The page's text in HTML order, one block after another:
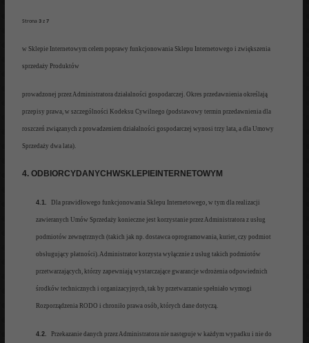
Strona 3 z 7
w Sklepie Internetowym celem poprawy funkcjonowania Sklepu Internetowego i zwiększenia
sprzedaży Produktów
prowadzonej przez Administratora działalności gospodarczej . Okres przedawnienia określają
przepisy prawa, w szczególności Kodeksu Cywilnego (podstawowy termin przedawnienia dla
roszczeń związanych z prowadzeniem działalności gospodarczej wynosi trzy lata, a dla Umowy
Sprzedaży dwa lata).
4. ODBIORCYDANYCHWSKLEPIEINTERNETOWYM
4.1. Dla prawidłowego funkcjonowania Sklepu Internetowego, w tym dla realizacji
zawieranych Umów Sprzedaży konieczne jest korzystanie przez Administratora z usług
podmiotów zewnętrznych (takich jak np. dostawca oprogramowania, kurier, czy podmiot
obsługujący płatności). Administrator korzysta wyłącznie z usług takich podmiotów
przetwarzających, którzy zapewniają wystarczające gwarancje wdrożenia odpowiednich
środków technicznych i organizacyjnych, tak by przetwarzanie spełniało wymogi
Rozporządzenia RODO i chroniło prawa osób, których dane dotyczą.
4.2. Przekazanie danych przez Administratora nie następuje w każdym wypadku i nie do